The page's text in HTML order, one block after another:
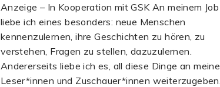
Anzeige – In Kooperation mit GSK An meinem Job
liebe ich eines besonders: neue Menschen
kennenzulernen, ihre Geschichten zu hören, zu
verstehen, Fragen zu stellen, dazuzulernen.
Andererseits liebe ich es, all diese Dinge an meine
Leser*innen und Zuschauer*innen weiterzugeben.